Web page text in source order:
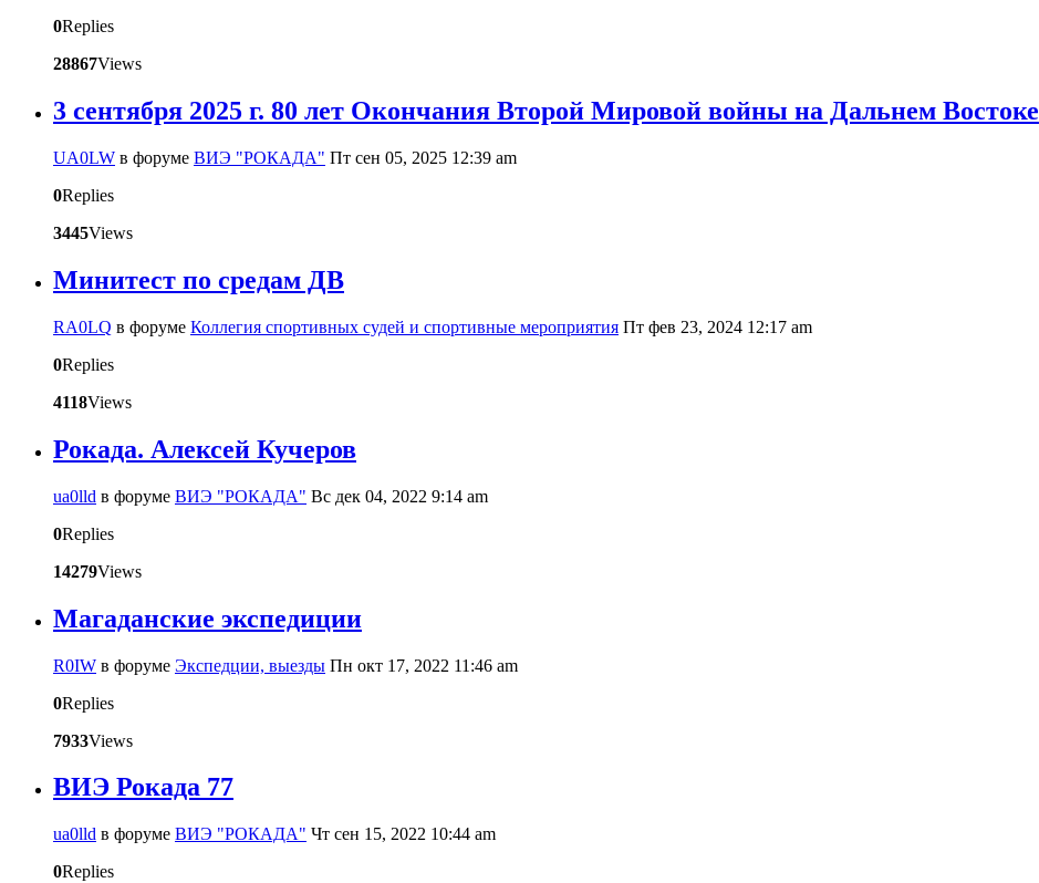
0Replies
28867Views
3 сентября 2025 г. 80 лет Окончания Второй Мировой войны на Дальнем Востоке
UA0LW в форуме ВИЭ "РОКАДА" Пт сен 05, 2025 12:39 am
0Replies
3445Views
Минитест по средам ДВ
RA0LQ в форуме Коллегия спортивных судей и спортивные мероприятия Пт фев 23, 2024 12:17 am
0Replies
4118Views
Рокада. Алексей Кучеров
ua0lld в форуме ВИЭ "РОКАДА" Вс дек 04, 2022 9:14 am
0Replies
14279Views
Магаданские экспедиции
R0IW в форуме Экспедции, выезды Пн окт 17, 2022 11:46 am
0Replies
7933Views
ВИЭ Рокада 77
ua0lld в форуме ВИЭ "РОКАДА" Чт сен 15, 2022 10:44 am
0Replies